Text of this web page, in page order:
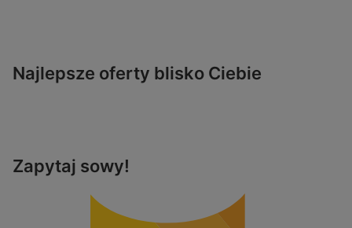
Najlepsze oferty blisko Ciebie
Zapytaj sowy!